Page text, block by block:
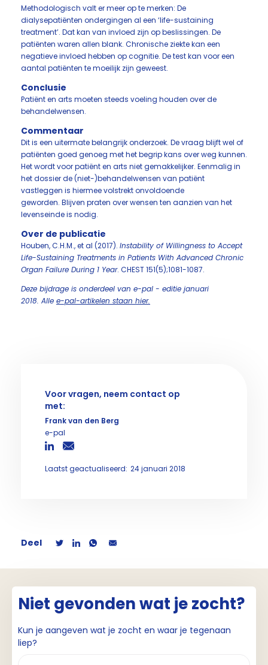
Methodologisch valt er meer op te merken: De
dialysepatiënten ondergingen al een ‘life-sustaining
treatment’. Dat kan van invloed zijn op beslissingen. De
patiënten waren allen blank. Chronische ziekte kan een
negatieve invloed hebben op cognitie. De test kan voor een
aantal patiënten te moeilijk zijn geweest.
Conclusie
Patiënt en arts moeten steeds voeling houden over de
behandelwensen.
Commentaar
Dit is een uitermate belangrijk onderzoek. De vraag blijft wel of
patiënten goed genoeg met het begrip kans over weg kunnen.
Het wordt voor patiënt en arts niet gemakkelijker. Eenmalig in
het dossier de (niet-)behandelwensen van patiënt
vastleggen is hiermee volstrekt onvoldoende
geworden. Blijven praten over wensen ten aanzien van het
levenseinde is nodig.
Over de publicatie
Houben, C.H.M., et al (2017). Instability of Willingness to Accept
Life-Sustaining Treatments in Patients With Advanced Chronic
Organ Failure During 1 Year. CHEST 151(5);1081-1087.
Deze bijdrage is onderdeel van e-pal - editie januari
2018. Alle e-pal-artikelen staan hier.
Voor vragen, neem contact op
met:
Frank van den Berg
e-pal
Laatst geactualiseerd: 24 januari 2018
Deel
Niet gevonden wat je zocht?
Kun je aangeven wat je zocht en waar je tegenaan
liep?